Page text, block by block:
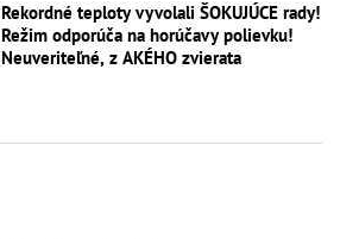
Rekordné teploty vyvolali ŠOKUJÚCE rady!
Režim odporúča na horúčavy polievku!
Neuveriteľné, z AKÉHO zvierata